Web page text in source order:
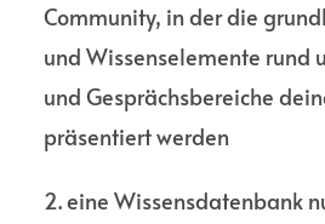
Commu­nity, in der die
und Wissens­elemente rund
und Gesprächs­bereiche
präsen­tiert werden
2. eine Wissens­datenbank